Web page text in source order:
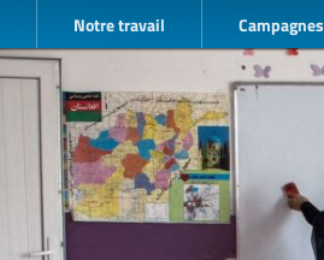
Notre travail Campagnes